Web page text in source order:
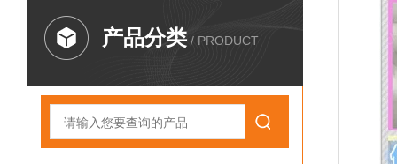
产品分类 / PRODUCT